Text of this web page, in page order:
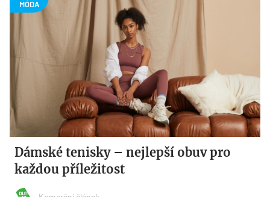
Dámské tenisky – nejlepší obuv pro
každou příležitost